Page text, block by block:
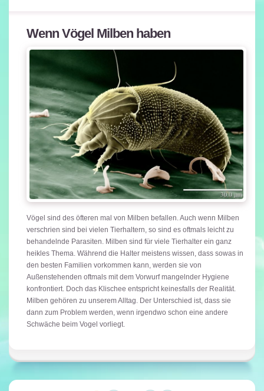
Wenn Vögel Milben haben
Vögel sind des öfteren mal von Milben befallen. Auch wenn Milben
verschrien sind bei vielen Tierhaltern, so sind es oftmals leicht zu
behandelnde Parasiten. Milben sind für viele Tierhalter ein ganz
heikles Thema. Während die Halter meistens wissen, dass sowas in
den besten Familien vorkommen kann, werden sie von
Außenstehenden oftmals mit dem Vorwurf mangelnder Hygiene
konfrontiert. Doch das Klischee entspricht keinesfalls der Realität.
Milben gehören zu unserem Alltag. Der Unterschied ist, dass sie
dann zum Problem werden, wenn irgendwo schon eine andere
Schwäche beim Vogel vorliegt.